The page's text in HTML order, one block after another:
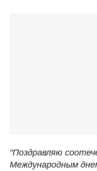
"Поздравляю
Международным